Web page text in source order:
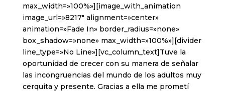
max_width=»100%»][image_with_animation
image_url=»8217″ alignment=»center»
animation=»Fade In» border_radius=»none»
box_shadow=»none» max_width=»100%»][divider
line_type=»No Line»][vc_column_text]Tuve la
oportunidad de crecer con su manera de señalar
las incongruencias del mundo de los adultos muy
cerquita y presente. Gracias a ella me prometí